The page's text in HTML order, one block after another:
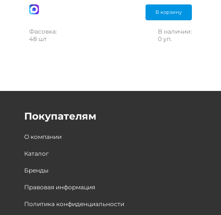
В корзину
Фасовка:
48 шт
В наличии:
0 уп.
Покупателям
О компании
Каталог
Бренды
Правовая информация
Политика конфиденциальности